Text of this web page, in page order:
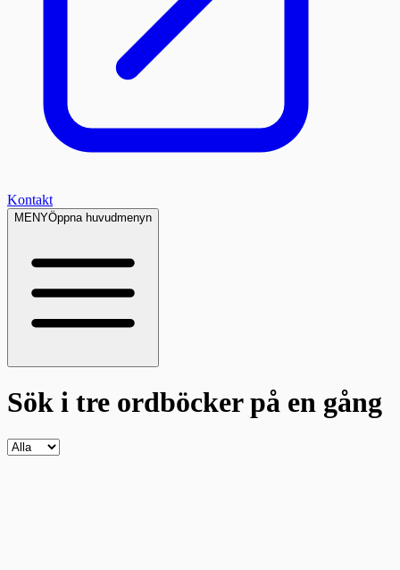
Kontakt
MENYÖppna huvudmenyn
Sök i tre ordböckerpå en gång